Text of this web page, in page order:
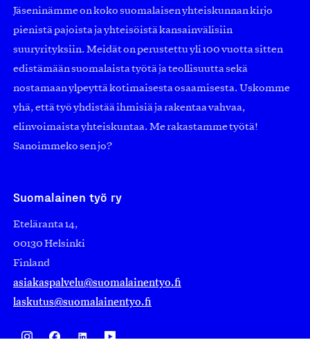
Jäseninämme on koko suomalaisen yhteiskunnan kirjo
pienistä pajoista ja yhteisöistä kansainvälisiin
suuryrityksiin. Meidät on perustettu yli 100 vuotta sitten
edistämään suomalaista työtä ja teollisuutta sekä
nostamaan ylpeyttä kotimaisesta osaamisesta. Uskomme
yhä, että työ yhdistää ihmisiä ja rakentaa vahvaa,
elinvoimaista yhteiskuntaa. Me rakastamme työtä!
Sanoimmeko sen jo?
Suomalainen työ ry
Eteläranta 14,
00130 Helsinki
Finland
asiakaspalvelu@suomalainentyo.fi
laskutus@suomalainentyo.fi